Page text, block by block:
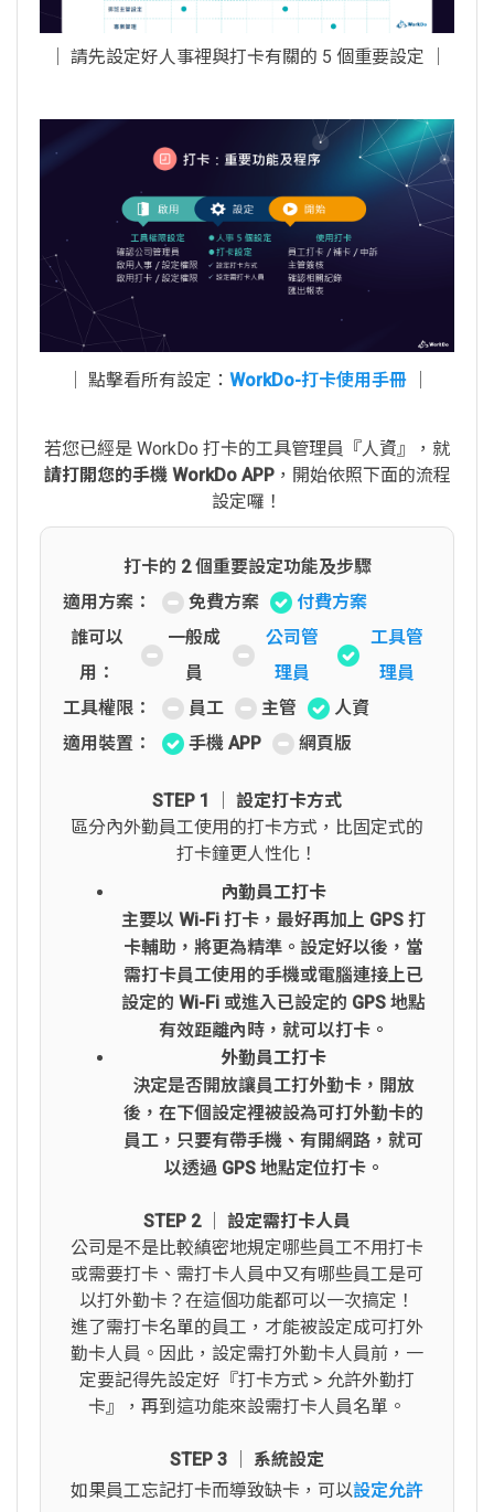
│ 請先設定好人事裡與打卡有關的 5 個重要設定 │
│ 點擊看所有設定： WorkDo-打卡使用手冊│
若您已經是 WorkDo 打卡的工具管理員『人資』，就
請打開您的手機 WorkDo APP，開始依照下面的流程
設定囉！
打卡的 2 個重要設定功能及步驟
適用方案：
免費方案
付費方案
誰可以
用：
一般成
員
公司管
理員
工具管
理員
工具權限：
員工 主管
人資
適用裝置：
手機 APP 網頁版
STEP 1 │ 設定打卡方式
區分內外勤員工使用的打卡方式，比固定式的
打卡鐘更人性化！
內勤員工打卡
主要以 Wi-Fi 打卡，最好再加上 GPS 打
卡輔助，將更為精準。設定好以後，當
需打卡員工使用的手機或電腦連接上已
設定的 Wi-Fi 或進入已設定的 GPS 地點
有效距離內時，就可以打卡。
外勤員工打卡
決定是否開放讓員工打外勤卡，開放
後，在下個設定裡被設為可打外勤卡的
員工，只要有帶手機、有開網路，就可
以透過 GPS 地點定位打卡。
STEP 2 │ 設定需打卡人員
公司是不是比較縝密地規定哪些員工不用打卡
或需要打卡、需打卡人員中又有哪些員工是可
以打外勤卡？在這個功能都可以一次搞定！
進了需打卡名單的員工，才能被設定成可打外
勤卡人員。因此，設定需打外勤卡人員前，一
定要記得先設定好『打卡方式 > 允許外勤打
卡』，再到這功能來設需打卡人員名單。
STEP 3 │ 系統設定
如果員工忘記打卡而導致缺卡，可以設定允許